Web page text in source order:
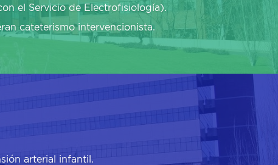
el Servicio de Electrofisiología).
cateterismo intervencionista.
arterial infantil.